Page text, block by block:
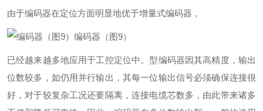
由于编码器在定位方面明显地优于增量式编码器，
编码器（图9）
已经越来越多地应用于工控定位中。型编码器因其高精度，输出
位数较多，如仍用并行输出，其每一位输出信号必须确保连接很
好，对于较复杂工况还要隔离，连接电缆芯数多，由此带来诸多